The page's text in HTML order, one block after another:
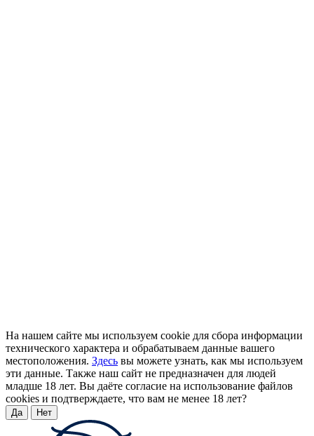
На нашем сайте мы используем cookie для сбора информации
технического характера и обрабатываем данные вашего
местоположения. Здесь вы можете узнать, как мы используем
эти данные. Также наш сайт не предназначен для людей
младше 18 лет. Вы даёте согласие на использование файлов
cookies и подтверждаете, что вам не менее 18 лет?
Да Нет